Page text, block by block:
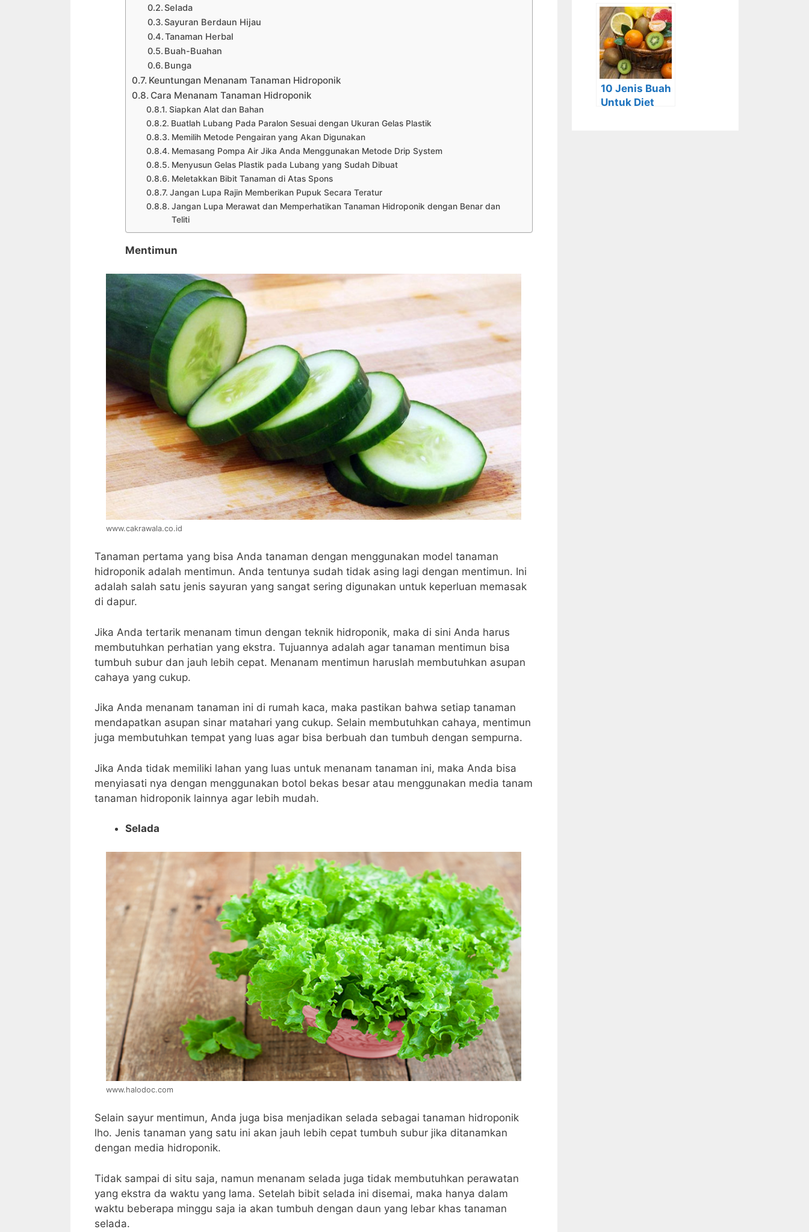
Selada
Sayuran Berdaun Hijau
Tanaman Herbal
Buah-Buahan
Bunga
Keuntungan Menanam Tanaman Hidroponik
Cara Menanam Tanaman Hidroponik
Siapkan Alat dan Bahan
Buatlah Lubang Pada Paralon Sesuai dengan Ukuran Gelas Plastik
Memilih Metode Pengairan yang Akan Digunakan
Memasang Pompa Air Jika Anda Menggunakan Metode Drip System
Menyusun Gelas Plastik pada Lubang yang Sudah Dibuat
Meletakkan Bibit Tanaman di Atas Spons
Jangan Lupa Rajin Memberikan Pupuk Secara Teratur
Jangan Lupa Merawat dan Memperhatikan Tanaman Hidroponik dengan Benar dan
Teliti
Mentimun
www.cakrawala.co.id
Tanaman pertama yang bisa Anda tanaman dengan menggunakan model tanaman
hidroponik adalah mentimun. Anda tentunya sudah tidak asing lagi dengan mentimun. Ini
adalah salah satu jenis sayuran yang sangat sering digunakan untuk keperluan memasak
di dapur.
Jika Anda tertarik menanam timun dengan teknik hidroponik, maka di sini Anda harus
membutuhkan perhatian yang ekstra. Tujuannya adalah agar tanaman mentimun bisa
tumbuh subur dan jauh lebih cepat. Menanam mentimun haruslah membutuhkan asupan
cahaya yang cukup.
Jika Anda menanam tanaman ini di rumah kaca, maka pastikan bahwa setiap tanaman
mendapatkan asupan sinar matahari yang cukup. Selain membutuhkan cahaya, mentimun
juga membutuhkan tempat yang luas agar bisa berbuah dan tumbuh dengan sempurna.
Jika Anda tidak memiliki lahan yang luas untuk menanam tanaman ini, maka Anda bisa
menyiasati nya dengan menggunakan botol bekas besar atau menggunakan media tanam
tanaman hidroponik lainnya agar lebih mudah.
Selada
www.halodoc.com
Selain sayur mentimun, Anda juga bisa menjadikan selada sebagai tanaman hidroponik
lho. Jenis tanaman yang satu ini akan jauh lebih cepat tumbuh subur jika ditanamkan
dengan media hidroponik.
Tidak sampai di situ saja, namun menanam selada juga tidak membutuhkan perawatan
yang ekstra da waktu yang lama. Setelah bibit selada ini disemai, maka hanya dalam
waktu beberapa minggu saja ia akan tumbuh dengan daun yang lebar khas tanaman
selada.
Hamil Pasca
Menikah ?
Lakukan Cara
Berikut ini
10 Jenis Buah
Untuk Diet